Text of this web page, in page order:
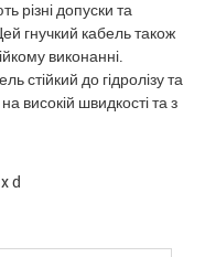
різні допуски та
гнучкий кабель також
виконанні.
стійкий до гідролізу та
високій швидкості та з
d